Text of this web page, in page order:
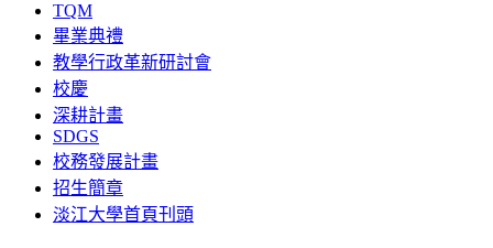
TQM
畢業典禮
教學行政革新研討會
校慶
深耕計畫
SDGS
校務發展計畫
招生簡章
淡江大學首頁刊頭